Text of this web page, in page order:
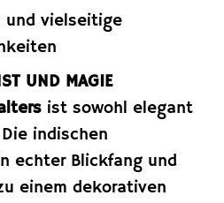
und vielseitige
UND MAGIE
ist sowohl elegant
indischen
echter Blickfang und
einem dekorativen